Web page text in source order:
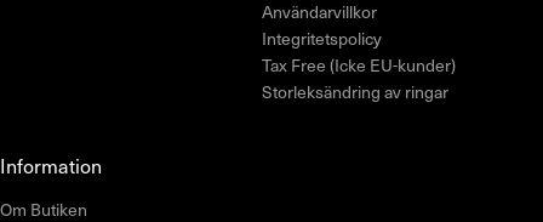
Användarvillkor
Integritetspolicy
Tax Free (Icke EU-kunder)
Storleksändring av ringar
Information
Om Butiken